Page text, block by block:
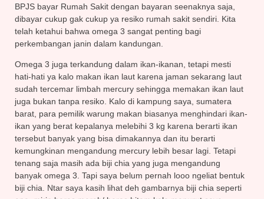
BPJS bayar Rumah Sakit dengan bayaran seenaknya saja,
dibayar cukup gak cukup ya resiko rumah sakit sendiri. Kita
telah ketahui bahwa omega 3 sangat penting bagi
perkembangan janin dalam kandungan.
Omega 3 juga terkandung dalam ikan-ikanan, tetapi mesti
hati-hati ya kalo makan ikan laut karena jaman sekarang laut
sudah tercemar limbah mercury sehingga memakan ikan laut
juga bukan tanpa resiko. Kalo di kampung saya, sumatera
barat, para pemilik warung makan biasanya menghindari ikan-
ikan yang berat kepalanya melebihi 3 kg karena berarti ikan
tersebut banyak yang bisa dimakannya dan itu berarti
kemungkinan mengandung mercury lebih besar lagi. Tetapi
tenang saja masih ada biji chia yang juga mengandung
banyak omega 3. Tapi saya belum pernah looo ngeliat bentuk
biji chia. Ntar saya kasih lihat deh gambarnya biji chia seperti